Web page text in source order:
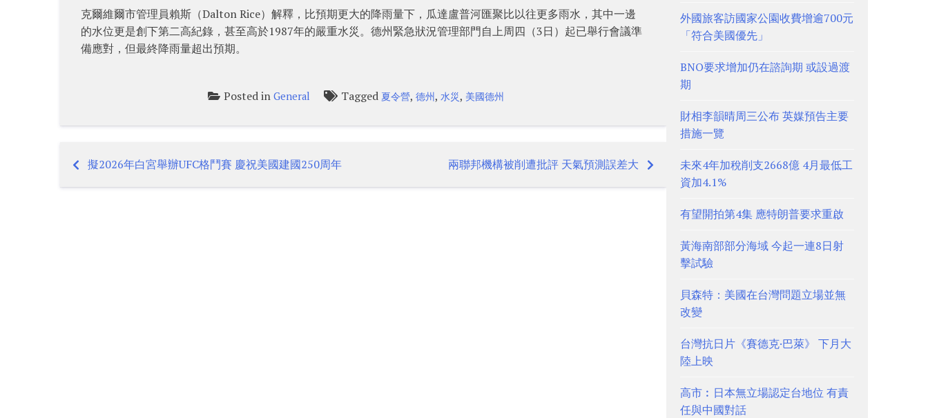
克爾維爾市管理員賴斯（Dalton Rice）解釋，比預期更大的降雨量下，瓜達盧普河匯聚比以往更多雨水，其中一邊
的水位更是創下第二高紀錄，甚至高於1987年的嚴重水災。德州緊急狀況管理部門自上周四（3日）起已舉行會議準
備應對，但最終降雨量超出預期。
Posted inGeneral Tagged 夏令營,德州,水災, 美國德州
Post
擬2026年白宮舉辦UFC格鬥賽 慶祝美國建國250周年 兩聯邦機構被削遭批評 天氣預測誤差大
外國旅客訪國家公園收費增逾700元
「符合美國優先」
BNO要求增加仍在諮詢期 或設過渡
期
財相李韻晴周三公布 英媒預告主要
措施一覽
未來4年加稅削支2668億 4月最低工
資加4.1%
有望開拍第4集 應特朗普要求重啟
黃海南部部分海域 今起一連8日射
擊試驗
貝森特：美國在台灣問題立場並無
改變
台灣抗日片《賽德克·巴萊》 下月大
陸上映
高市︰日本無立場認定台地位 有責
任與中國對話